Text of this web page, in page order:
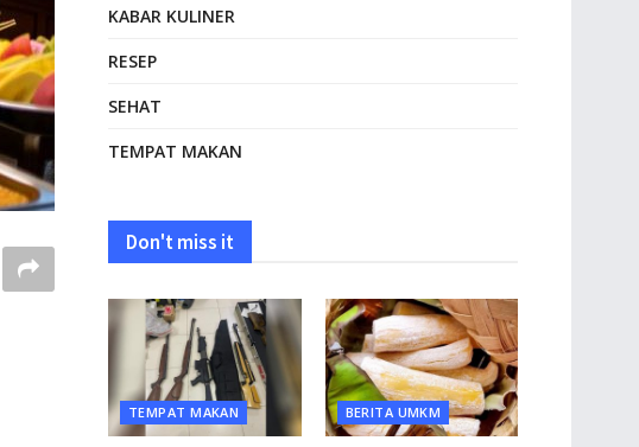
KABAR KULINER
RESEP
SEHAT
TEMPAT MAKAN
Don't miss it
TEMPAT MAKAN BERITA UMKM